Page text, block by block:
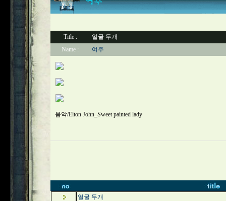
Title :
얼굴 두개
Name :
여주
음악/Elton John_Sweet painted lady
얼굴 두개